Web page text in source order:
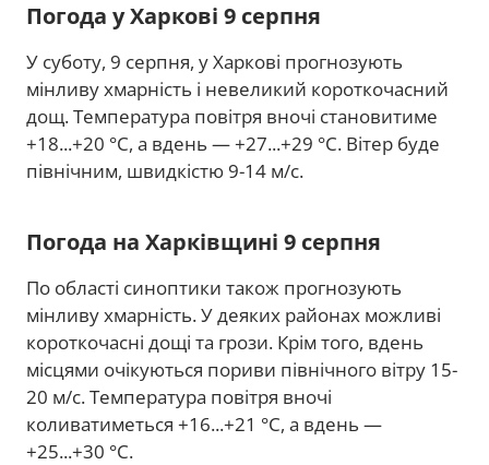
Погода у Харкові 9 серпня
У суботу, 9 серпня, у Харкові прогнозують
мінливу хмарність і невеликий короткочасний
дощ. Температура повітря вночі становитиме
+18...+20 °С, а вдень — +27...+29 °С. Вітер буде
північним, швидкістю 9-14 м/с.
Погода на Харківщині 9 серпня
По області синоптики також прогнозують
мінливу хмарність. У деяких районах можливі
короткочасні дощі та грози. Крім того, вдень
місцями очікуються пориви північного вітру 15-
20 м/с. Температура повітря вночі
коливатиметься +16...+21 °С, а вдень —
+25...+30 °С.